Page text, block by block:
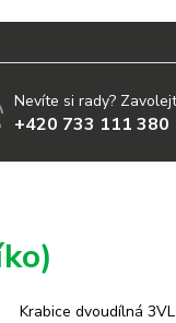
Nevíte si rady?
+420 733 111 380
Krabice dvoudílná